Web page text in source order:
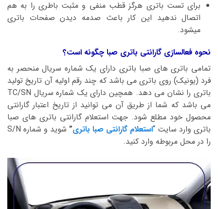
برای تست باتری هرگز قطب منفی و مثبت باطری را به هم
اتصال ندهید این کار باعث صدمه دیدن صفحات باتری
میشود.
نحوه فعالسازی گارانتی باتری صبا چگونه است؟
تمامی باتری های صبا باتری دارای یک شماره سریال منحصر به
فرد (یونیک) روی باتری می باشد که چند رقم اولیه آن تاریخ تولید
باتری را نشان می دهد. همچین دارای یک شماره سریال TC/SN
می باشد که شما از طریق آن می توانید از تاریخ اعتبار گارانتی
محصول خود مطلع شود. جهت استعلام گارانتی باتری های صبا
باتری وارد سایت “استعلام گارانتی صبا باتری”
شوید و شماره S/N
را در محل مربوطه وارد کنید.